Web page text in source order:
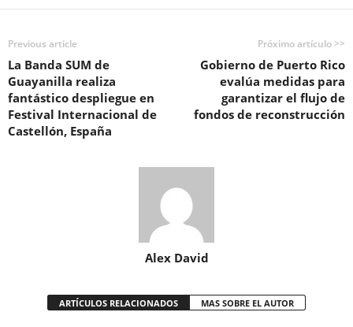
Previous article
La Banda SUM de
Guayanilla realiza
fantástico despliegue en
Festival Internacional de
Castellón, España
Próximo artículo >>
Gobierno de Puerto Rico
evalúa medidas para
garantizar el flujo de
fondos de reconstrucción
Alex David
ARTÍCULOS RELACIONADOS MAS SOBRE EL AUTOR